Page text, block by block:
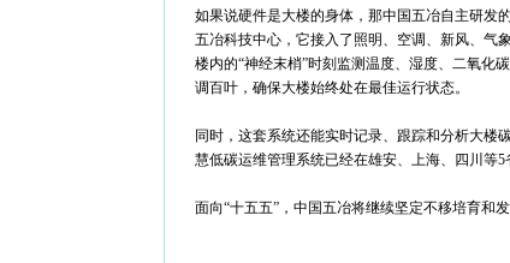
如果说硬件是大楼的身体，那中国五冶自主研发
五冶科技中心，它接入了照明、空调、新风、气
楼内的“神经末梢”时刻监测温度、湿度、二氧化
调百叶，确保大楼始终处在最佳运行状态。
同时，这套系统还能实时记录、跟踪和分析大楼
慧低碳运维管理系统已经在雄安、上海、四川等5
面向“十五五”，中国五冶将继续坚定不移培育和